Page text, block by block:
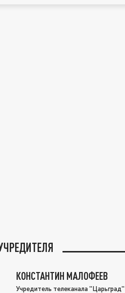
КОНСТАНТИН МАЛОФЕЕВ
Учредитель телеканала "Царьград"